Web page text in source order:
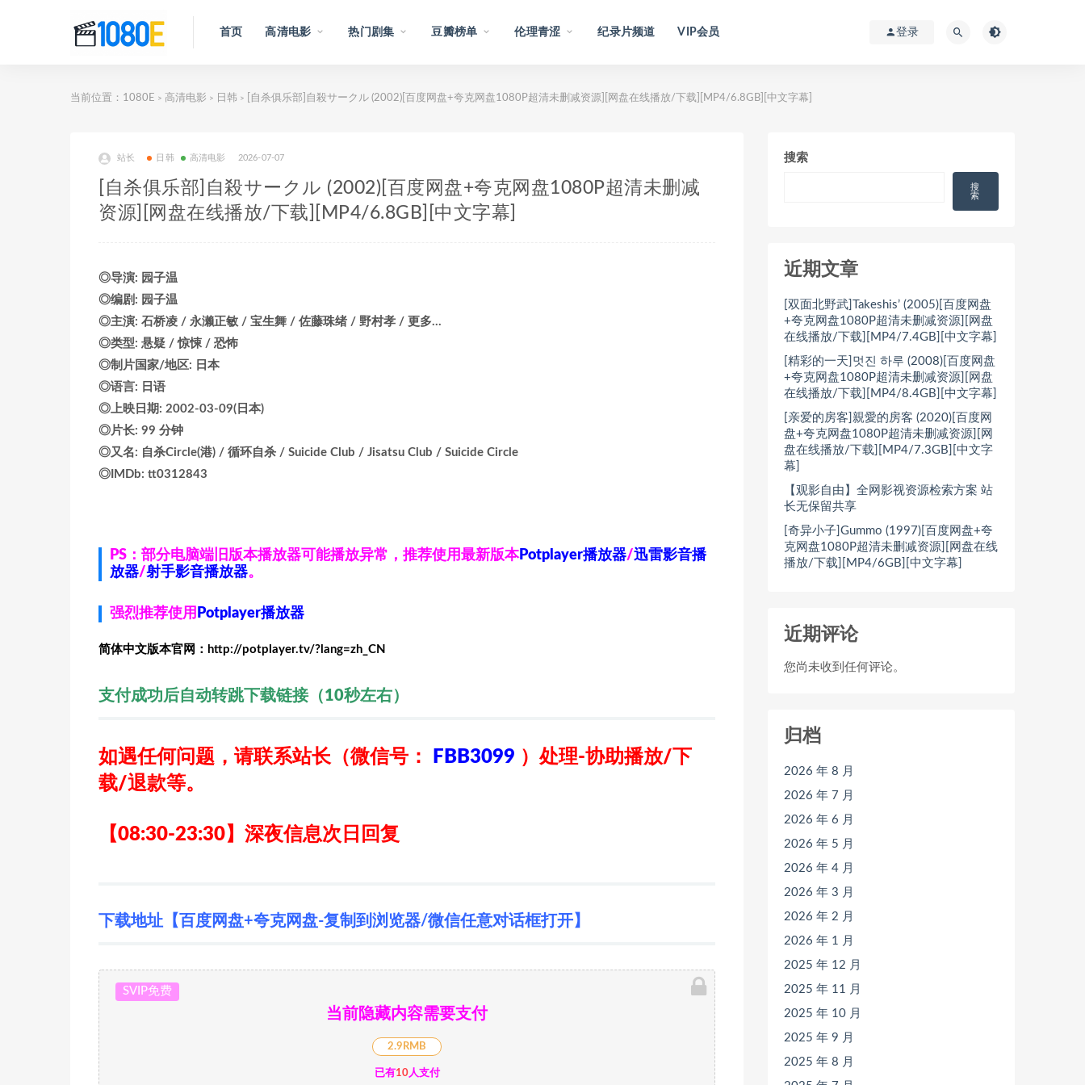
首页 高清电影 热门剧集 豆瓣榜单 伦理青涩 纪录片频道 VIP会员 登录
当前位置： 1080E > 高清电影 > 日韩 > [自杀俱乐部]自殺サークル (2002)[百度网盘+夸克网盘1080P超清未删减资源][网盘在线播放/下载][MP4/6.8GB][中文字幕]
站长 日韩 高清电影 2026-07-07
[自杀俱乐部]自殺サークル (2002)[百度网盘+夸克网盘1080P超清未删减
资源][网盘在线播放/下载][MP4/6.8GB][中文字幕]
◎导演: 园子温
◎编剧: 园子温
◎主演: 石桥凌 / 永濑正敏 / 宝生舞 / 佐藤珠绪 / 野村孝 / 更多…
◎类型: 悬疑 / 惊悚 / 恐怖
◎制片国家/地区: 日本
◎语言: 日语
◎上映日期: 2002-03-09(日本)
◎片长: 99 分钟
◎又名: 自杀Circle(港) / 循环自杀 / Suicide Club / Jisatsu Club / Suicide Circle
◎IMDb: tt0312843
PS：部分电脑端旧版本播放器可能播放异常，推荐使用最新版本Potplayer播放器/迅雷影音播
放器/射手影音播放器。
强烈推荐使用 Potplayer播放器
简体中文版本官网：http://potplayer.tv/?lang=zh_CN
支付成功后自动转跳下载链接（10秒左右）
如遇任何问题，请联系站长（微信号： FBB3099 ） 处理-协助播放/下
载/退款等。
【08:30-23:30】深夜信息次日回复
下载地址【百度网盘+夸克网盘-复制到浏览器/微信任意对话框打开】
SVIP免费
当前隐藏内容需要支付
2.9RMB
已有10人支付
搜索
搜
索
近期文章
[双面北野武]Takeshis’ (2005)[百度网盘
+夸克网盘1080P超清未删减资源][网盘
在线播放/下载][MP4/7.4GB][中文字幕]
[精彩的一天]멋진 하루 (2008)[百度网盘
+夸克网盘1080P超清未删减资源][网盘
在线播放/下载][MP4/8.4GB][中文字幕]
[亲爱的房客]親愛的房客 (2020)[百度网
盘+夸克网盘1080P超清未删减资源][网
盘在线播放/下载][MP4/7.3GB][中文字
幕]
【观影自由】全网影视资源检索方案 站
长无保留共享
[奇异小子]Gummo (1997)[百度网盘+夸
克网盘1080P超清未删减资源][网盘在线
播放/下载][MP4/6GB][中文字幕]
近期评论
您尚未收到任何评论。
归档
2026 年 8 月
2026 年 7 月
2026 年 6 月
2026 年 5 月
2026 年 4 月
2026 年 3 月
2026 年 2 月
2026 年 1 月
2025 年 12 月
2025 年 11 月
2025 年 10 月
2025 年 9 月
2025 年 8 月